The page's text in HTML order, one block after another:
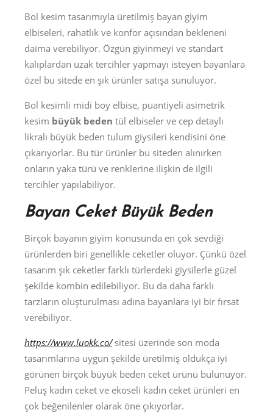
Bol kesim tasarımıyla üretilmiş bayan giyim
elbiseleri, rahatlık ve konfor açısından bekleneni
daima verebiliyor. Özgün giyinmeyi ve standart
kalıplardan uzak tercihler yapmayı isteyen bayanlara
özel bu sitede en şık ürünler satışa sunuluyor.
Bol kesimli midi boy elbise, puantiyeli asimetrik
kesim büyük beden tül elbiseler ve cep detaylı
likralı büyük beden tulum giysileri kendisini öne
çıkarıyorlar. Bu tür ürünler bu siteden alınırken
onların yaka türü ve renklerine ilişkin de ilgili
tercihler yapılabiliyor.
Bayan Ceket Büyük Beden
Birçok bayanın giyim konusunda en çok sevdiği
ürünlerden biri genellikle ceketler oluyor. Çünkü özel
tasarım şık ceketler farklı türlerdeki giysilerle güzel
şekilde kombin edilebiliyor. Bu da daha farklı
tarzların oluşturulması adına bayanlara iyi bir fırsat
verebiliyor.
https://www.luokk.co/sitesi üzerinde son moda
tasarımlarına uygun şekilde üretilmiş oldukça iyi
görünen birçok büyük beden ceket ürünü bulunuyor.
Peluş kadın ceket ve ekoseli kadın ceket ürünleri en
çok beğenilenler olarak öne çıkıyorlar.